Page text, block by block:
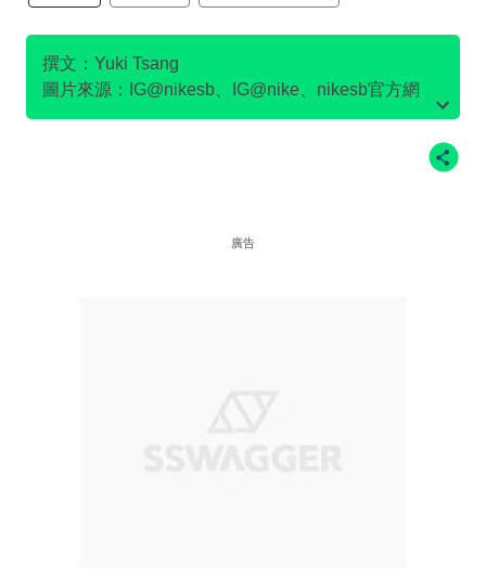
SB DUNK
撰文：Yuki Tsang
圖片來源：IG@nikesb、IG@nike、nikesb官方網
站、Twitter@nikesb截圖、nike官方網站、
廣告